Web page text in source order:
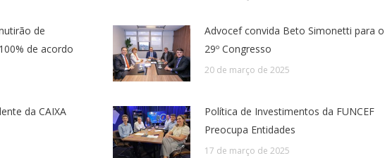
de
de acordo
Advocef convida Beto Simonetti para o
29º Congresso
20 de março de 2025
da CAIXA
Política de Investimentos da FUNCEF
Preocupa Entidades
17 de março de 2025